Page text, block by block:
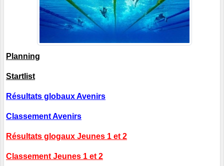
Planning
Startlist
Résultats globaux Avenirs
Classement Avenirs
Résultats glogaux Jeunes 1 et 2
Classement Jeunes 1 et 2